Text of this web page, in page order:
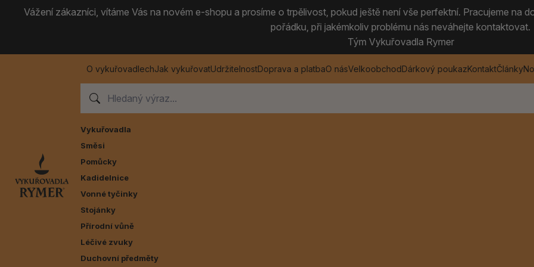
Vážení zákazníci, vítáme Vás na novém e-shopu a prosíme o trpělivost, pokud ještě není vše perfektní. Pracujeme na
pořádku, při jakémkoliv problému nás neváhejte kontaktovat.
Tým Vykuřovadla Rymer
O vykuřovadlechJak vykuřovatUdržitelnostDoprava a platbaO násVelkoobchodDárkový poukazKontaktČlánky
Vykuřovadla
Směsi
Pomůcky
Kadidelnice
Vonné tyčinky
Stojánky
Přírodní vůně
Léčivé zvuky
Duchovní předměty